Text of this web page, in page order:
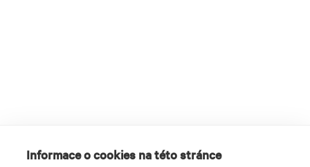
Informace o cookies na této stránce